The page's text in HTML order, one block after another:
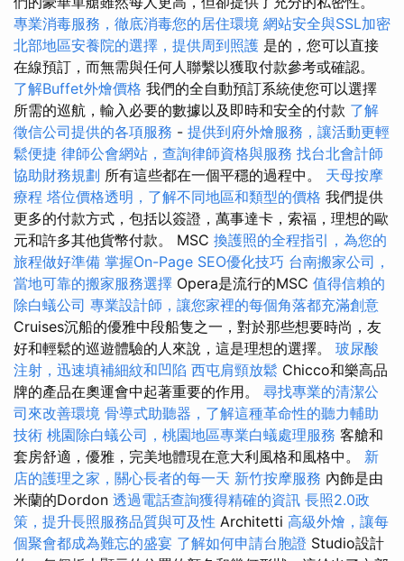
專業消毒服務，徹底消毒您的居住環境 網站安全與SSL加密
北部地區安養院的選擇，提供周到照護 是的，您可以直接
在線預訂，而無需與任何人聯繫以獲取付款參考或確認。
了解Buffet外燴價格 我們的全自動預訂系統使您可以選擇
所需的巡航，輸入必要的數據以及即時和安全的付款 了解
徵信公司提供的各項服務 - 提供到府外燴服務，讓活動更輕
鬆便捷 律師公會網站，查詢律師資格與服務 找台北會計師
協助財務規劃 所有這些都在一個平穩的過程中。 天母按摩
療程 塔位價格透明，了解不同地區和類型的價格 我們提供
更多的付款方式，包括以簽證，萬事達卡，索福，理想的歐
元和許多其他貨幣付款。 MSC 換護照的全程指引，為您的
旅程做好準備 掌握On-Page SEO優化技巧 台南搬家公司，
當地可靠的搬家服務選擇 Opera是流行的MSC 值得信賴的
除白蟻公司 專業設計師，讓您家裡的每個角落都充滿創意
Cruises沉船的優雅中段船隻之一，對於那些想要時尚，友
好和輕鬆的巡遊體驗的人來說，這是理想的選擇。 玻尿酸
注射，迅速填補細紋和凹陷 西屯肩頸放鬆 Chicco和樂高品
牌的產品在奧運會中起著重要的作用。 尋找專業的清潔公
司來改善環境 骨導式助聽器，了解這種革命性的聽力輔助
技術 桃園除白蟻公司，桃園地區專業白蟻處理服務 客艙和
套房舒適，優雅，完美地體現在意大利風格和風格中。 新
店的護理之家，關心長者的每一天 新竹按摩服務 內飾是由
米蘭的Dordon 透過電話查詢獲得精確的資訊 長照2.0政
策，提升長照服務品質與可及性 Architetti 高級外燴，讓每
個聚會都成為難忘的盛宴 了解如何申請台胞證 Studio設計